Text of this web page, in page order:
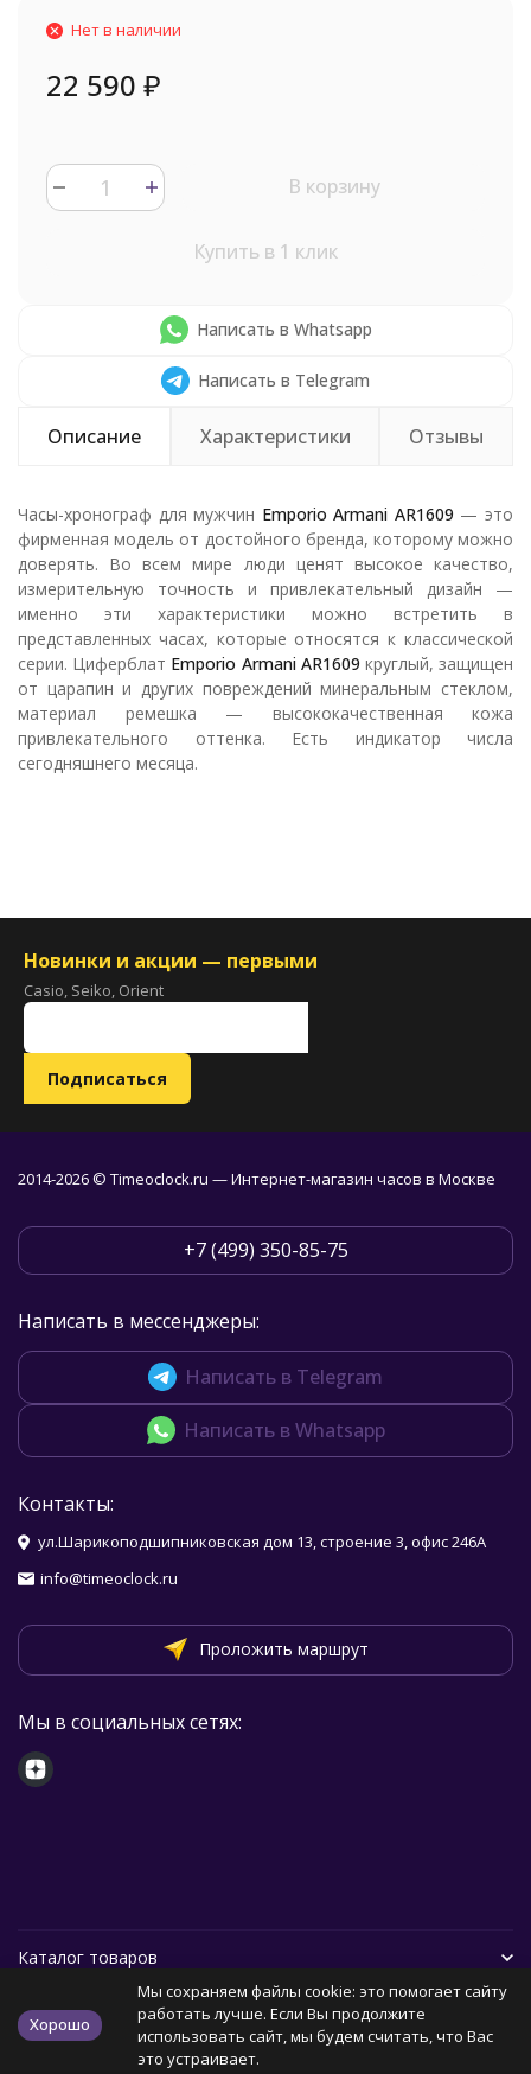
Нет в наличии
22 590 ₽
В корзину
Купить в 1 клик
Написать в Whatsapp
Написать в Telegram
Описание Характеристики Отзывы
Часы-хронограф для мужчин Emporio Armani AR1609 — это
фирменная модель от достойного бренда, которому можно
доверять. Во всем мире люди ценят высокое качество,
измерительную точность и привлекательный дизайн —
именно эти характеристики можно встретить в
представленных часах, которые относятся к классической
серии. Циферблат Emporio Armani AR1609 круглый, защищен
от царапин и других повреждений минеральным стеклом,
материал ремешка — высококачественная кожа
привлекательного оттенка. Есть индикатор числа
сегодняшнего месяца.
Новинки и акции — первыми
Casio, Seiko, Orient
2014-2026 © Timeoclock.ru — Интернет-магазин часов в Москве
+7 (499) 350-85-75
Написать в мессенджеры:
Написать в Telegram
Написать в Whatsapp
Контакты:
ул.Шарикоподшипниковская дом 13, строение 3, офис 246А
info@timeoclock.ru
Проложить маршрут
Мы в социальных сетях:
Каталог товаров
Помощь
Хорошо
Мы сохраняем файлы cookie: это помогает сайту
работать лучше. Если Вы продолжите
использовать сайт, мы будем считать, что Вас
это устраивает.